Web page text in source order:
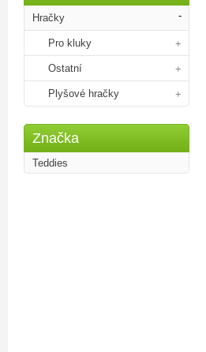
Hračky
Pro kluky
Ostatní
Plyšové hračky
Značka
Teddies